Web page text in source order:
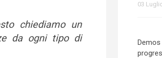
chiediamo un
da ogni tipo di
03